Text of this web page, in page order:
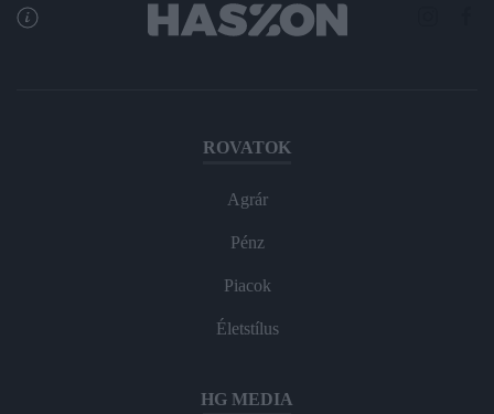
ROVATOK
Agrár
Pénz
Piacok
Életstílus
HG MEDIA